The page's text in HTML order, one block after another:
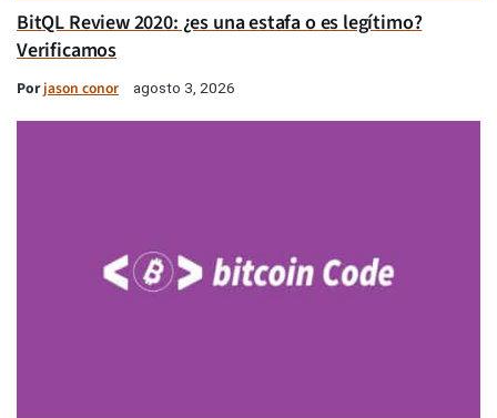
BitQL Review 2020: ¿es una estafa o es legítimo?
Verificamos
Porjason conor agosto 3, 2026